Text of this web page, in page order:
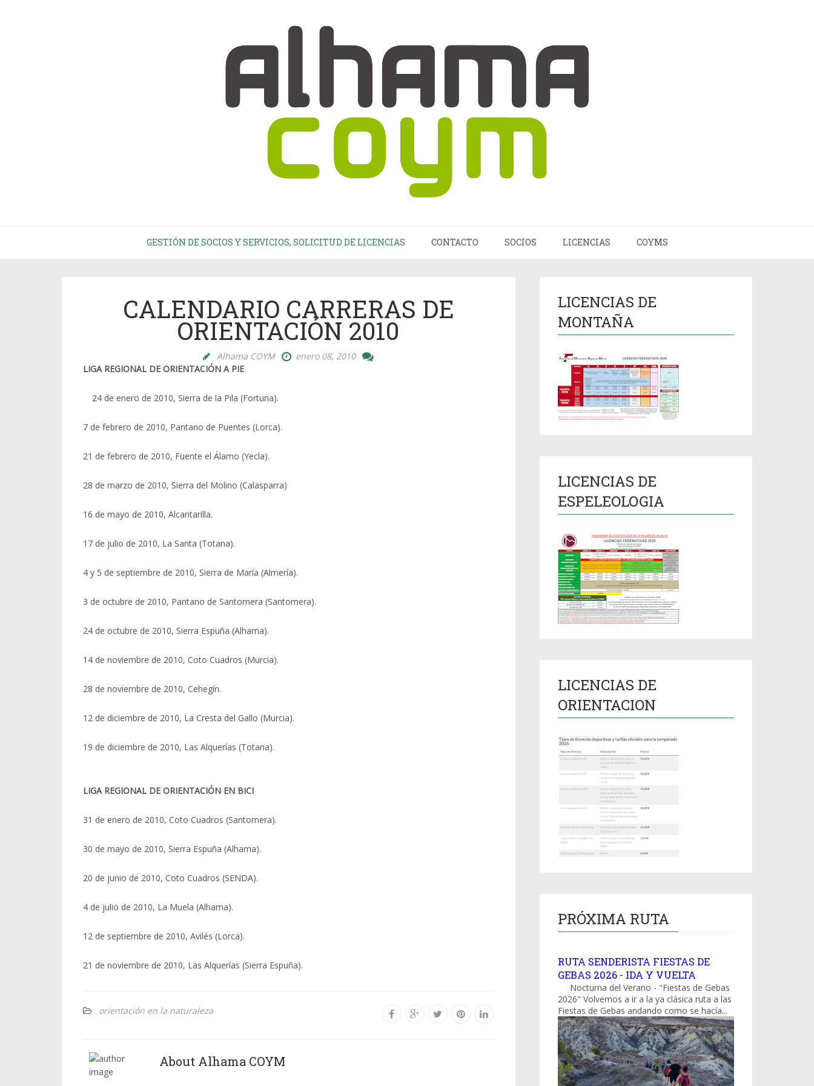
GESTIÓN DE SOCIOS Y SERVICIOS, SOLICITUD DE LICENCIAS CONTACTO SOCIOS LICENCIAS COYMS
CALENDARIO CARRERAS DE
ORIENTACIÓN 2010
Alhama COYM
enero 08, 2010
LIGA REGIONAL DE ORIENTACIÓN A PIE
24 de enero de 2010, Sierra de la Pila (Fortuna).
7 de febrero de 2010, Pantano de Puentes (Lorca).
21 de febrero de 2010, Fuente el Álamo (Yecla).
28 de marzo de 2010, Sierra del Molino (Calasparra)
16 de mayo de 2010, Alcantarilla.
17 de julio de 2010, La Santa (Totana).
4 y 5 de septiembre de 2010, Sierra de María (Almería).
3 de octubre de 2010, Pantano de Santomera (Santomera).
24 de octubre de 2010, Sierra Espuña (Alhama).
14 de noviembre de 2010, Coto Cuadros (Murcia).
28 de noviembre de 2010, Cehegín.
12 de diciembre de 2010, La Cresta del Gallo (Murcia).
19 de diciembre de 2010, Las Alquerías (Totana).
LIGA REGIONAL DE ORIENTACIÓN EN BICI
31 de enero de 2010, Coto Cuadros (Santomera).
30 de mayo de 2010, Sierra Espuña (Alhama).
20 de junio de 2010, Coto Cuadros (SENDA).
4 de julio de 2010, La Muela (Alhama).
12 de septiembre de 2010, Avilés (Lorca).
21 de noviembre de 2010, Las Alquerías (Sierra Espuña).
orientación en la naturaleza
About Alhama COYM
LICENCIAS DE
MONTAÑA
LICENCIAS DE
ESPELEOLOGIA
LICENCIAS DE
ORIENTACION
PRÓXIMA RUTA
RUTA SENDERISTA FIESTAS DE
GEBAS 2026 - IDA Y VUELTA
Nocturna del Verano - "Fiestas de Gebas
2026" Volvemos a ir a la ya clásica ruta a las
Fiestas de Gebas andando como se hacía...